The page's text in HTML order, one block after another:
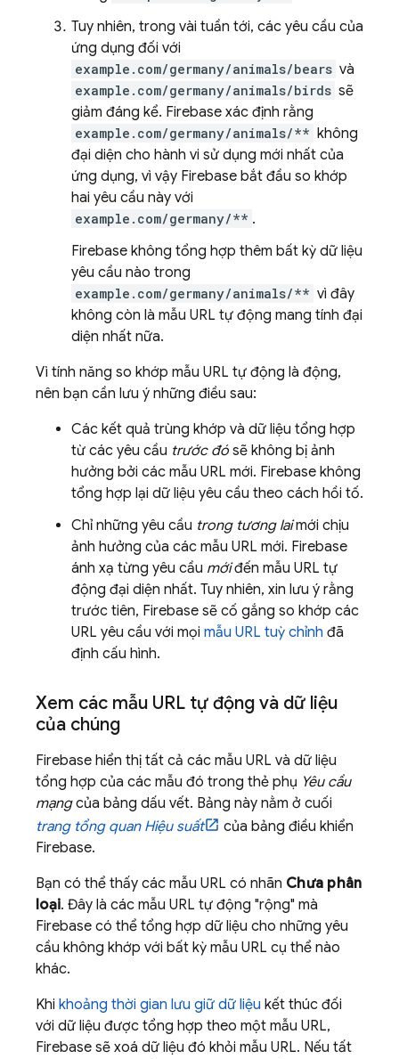
Tuy nhiên, trong vài tuần tới, các yêu cầu của
ứng dụng đối với
example.com/germany/animals/bears và
example.com/germany/animals/birds sẽ
giảm đáng kể. Firebase xác định rằng
example.com/germany/animals/** không
đại diện cho hành vi sử dụng mới nhất của
ứng dụng, vì vậy Firebase bắt đầu so khớp
hai yêu cầu này với
example.com/germany/** .
Firebase không tổng hợp thêm bất kỳ dữ liệu
yêu cầu nào trong
example.com/germany/animals/** vì đây
không còn là mẫu URL tự động mang tính đại
diện nhất nữa.
Vì tính năng so khớp mẫu URL tự động là động,
nên bạn cần lưu ý những điều sau:
Các kết quả trùng khớp và dữ liệu tổng hợp
từ các yêu cầu trước đó sẽ không bị ảnh
hưởng bởi các mẫu URL mới. Firebase không
tổng hợp lại dữ liệu yêu cầu theo cách hồi tố.
Chỉ những yêu cầu trong tương laimới chịu
ảnh hưởng của các mẫu URL mới. Firebase
ánh xạ từng yêu cầu mớiđến mẫu URL tự
động đại diện nhất. Tuy nhiên, xin lưu ý rằng
trước tiên, Firebase sẽ cố gắng so khớp các
URL yêu cầu với mọi mẫu URL tuỳ chỉnh đã
định cấu hình.
Xem các mẫu URL tự động và dữ liệu
của chúng
Firebase hiển thị tất cả các mẫu URL và dữ liệu
tổng hợp của các mẫu đó trong thẻ phụ Yêu cầu
mạngcủa bảng dấu vết. Bảng này nằm ở cuối
trang tổng quan Hiệu suất
của bảng điều khiển
Firebase.
Bạn có thể thấy các mẫu URL có nhãn Chưa phân
loại. Đây là các mẫu URL tự động "rộng" mà
Firebase có thể tổng hợp dữ liệu cho những yêu
cầu không khớp với bất kỳ mẫu URL cụ thể nào
khác.
Khi khoảng thời gian lưu giữ dữ liệu kết thúc đối
với dữ liệu được tổng hợp theo một mẫu URL,
Firebase sẽ xoá dữ liệu đó khỏi mẫu URL. Nếu tất